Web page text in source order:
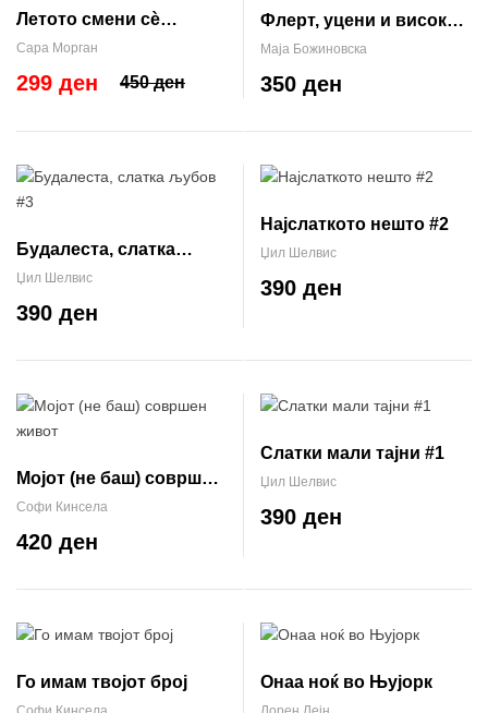
Летото смени сѐ
(Браќата О’Нил #2)
Сара Морган
450 ден
299 ден
Флерт, уцени и високи
потпетици
Маја Божиновска
350 ден
Будалеста, слатка
љубов #3
Џил Шелвис
390 ден
Најслаткото нешто #2
Џил Шелвис
390 ден
Moјот (не баш) совршен
живот
Софи Кинсела
420 ден
Слатки мали тајни #1
Џил Шелвис
390 ден
Го имам твојот број Онаа ноќ во Њујорк